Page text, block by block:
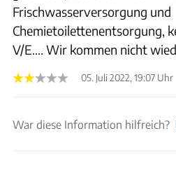
Frischwasserversorgung und
Chemietoilettenentsorgung,
V/E…. Wir kommen nicht
05. Juli 2022, 19:07 Uhr
War diese Information hilfreich?